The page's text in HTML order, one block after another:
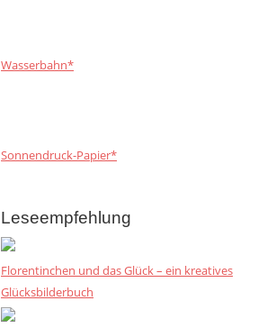
Wasserbahn*
Sonnendruck-Papier*
Leseempfehlung
Florentinchen und das Glück – ein kreatives
Glücksbilderbuch